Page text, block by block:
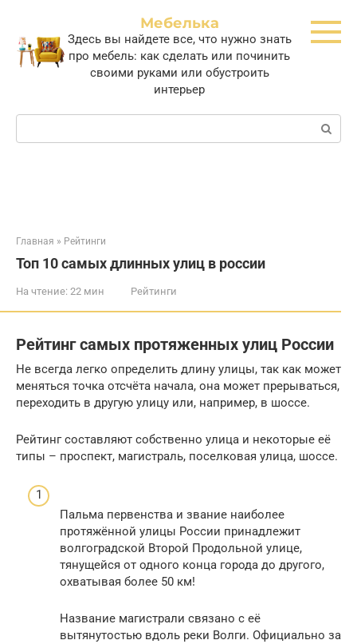
контенту
Мебелька
Здесь вы найдете все, что нужно знать
про мебель: как сделать или починить
своими руками или обустроить
интерьер
Поиск:
Главная » Рейтинги
Топ 10 самых длинных улиц в россии
На чтение: 22 мин Рейтинги
Рейтинг самых протяженных улиц России
Не всегда легко определить длину улицы, так как может
меняться точка отсчёта начала, она может прерываться,
переходить в другую улицу или, например, в шоссе.
Рейтинг составляют собственно улица и некоторые её
типы – проспект, магистраль, поселковая улица, шоссе.
Пальма первенства и звание наиболее
протяжённой улицы России принадлежит
волгоградской Второй Продольной улице,
тянущейся от одного конца города до другого,
охватывая более 50 км!
Название магистрали связано с её
вытянутостью вдоль реки Волги. Официально за